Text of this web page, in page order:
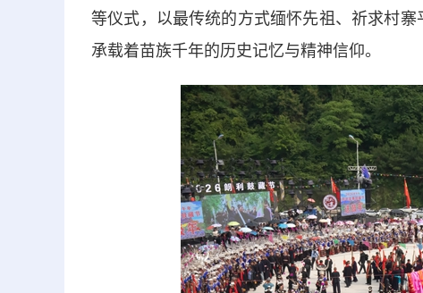
等仪式，以最传统的方式缅怀先祖、祈求村
承载着苗族千年的历史记忆与精神信仰。